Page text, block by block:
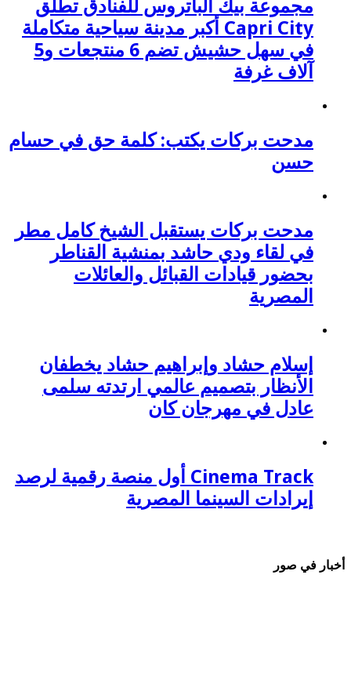
مجموعة بيك الباتروس للفنادق تطلق
Capri City أكبر مدينة سياحية متكاملة
في سهل حشيش تضم 6 منتجعات و5
آلاف غرفة
مدحت بركات يكتب: كلمة حق في حسام
حسن
مدحت بركات يستقبل الشيخ كامل مطر
في لقاء ودي حاشد بمنشية القناطر
بحضور قيادات القبائل والعائلات
المصرية
إسلام حشاد وإبراهيم حشاد يخطفان
الأنظار بتصميم عالمي ارتدته سلمى
عادل في مهرجان كان
Cinema Track أول منصة رقمية لرصد
إيرادات السينما المصرية
أخبار في صور